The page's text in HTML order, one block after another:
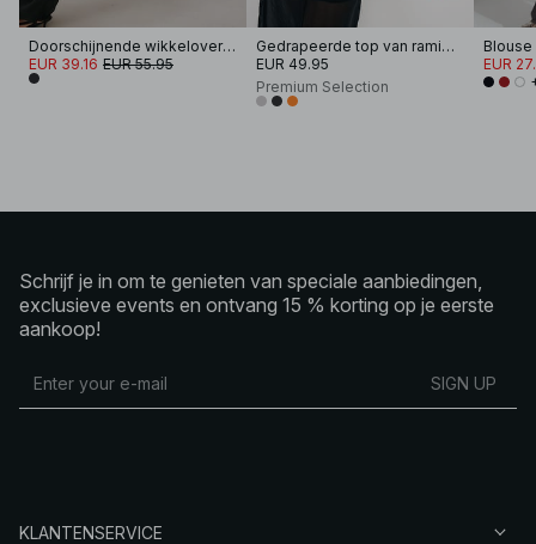
Doorschijnende wikkeloverhemd
EUR 39.16 EUR 55.95
Gedrapeerde top van ramieblend
EUR 49.95
Premium Selection
EUR
Schrijf je in om te genieten van speciale aanbiedingen,
exclusieve events en ontvang 15 % korting op je eerste
aankoop!
SIGN UP
KLANTENSERVICE